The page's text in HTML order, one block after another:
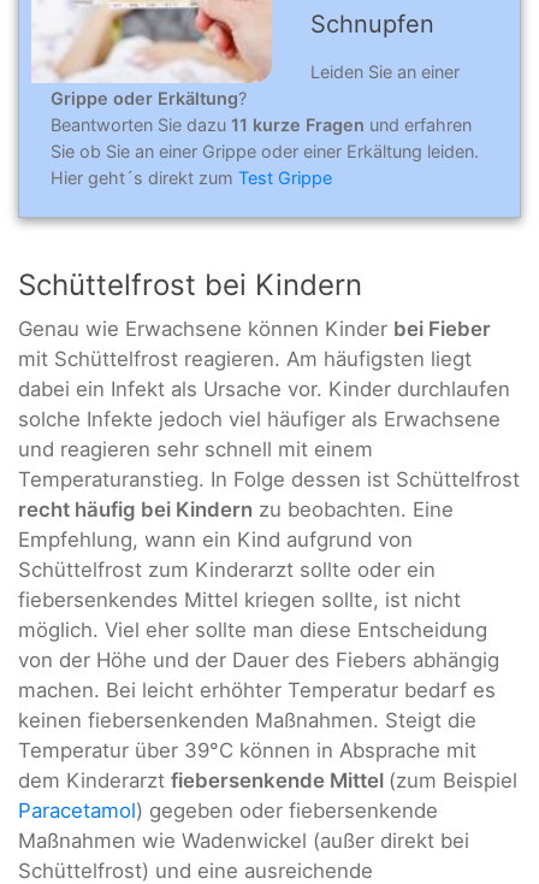
Schnupfen
Leiden Sie an einer
Grippe oder Erkältung?
Beantworten Sie dazu 11 kurze Fragen und erfahren
Sie ob Sie an einer Grippe oder einer Erkältung leiden.
Hier geht´s direkt zum Test Grippe
Schüttelfrost bei Kindern
Genau wie Erwachsene können Kinder bei Fieber
mit Schüttelfrost reagieren. Am häufigsten liegt
dabei ein Infekt als Ursache vor. Kinder durchlaufen
solche Infekte jedoch viel häufiger als Erwachsene
und reagieren sehr schnell mit einem
Temperaturanstieg. In Folge dessen ist Schüttelfrost
recht häufig bei Kindern zu beobachten. Eine
Empfehlung, wann ein Kind aufgrund von
Schüttelfrost zum Kinderarzt sollte oder ein
fiebersenkendes Mittel kriegen sollte, ist nicht
möglich. Viel eher sollte man diese Entscheidung
von der Höhe und der Dauer des Fiebers abhängig
machen. Bei leicht erhöhter Temperatur bedarf es
keinen fiebersenkenden Maßnahmen. Steigt die
Temperatur über 39°C können in Absprache mit
dem Kinderarzt fiebersenkende Mittel (zum Beispiel
Paracetamol) gegeben oder fiebersenkende
Maßnahmen wie Wadenwickel (außer direkt bei
Schüttelfrost) und eine ausreichende